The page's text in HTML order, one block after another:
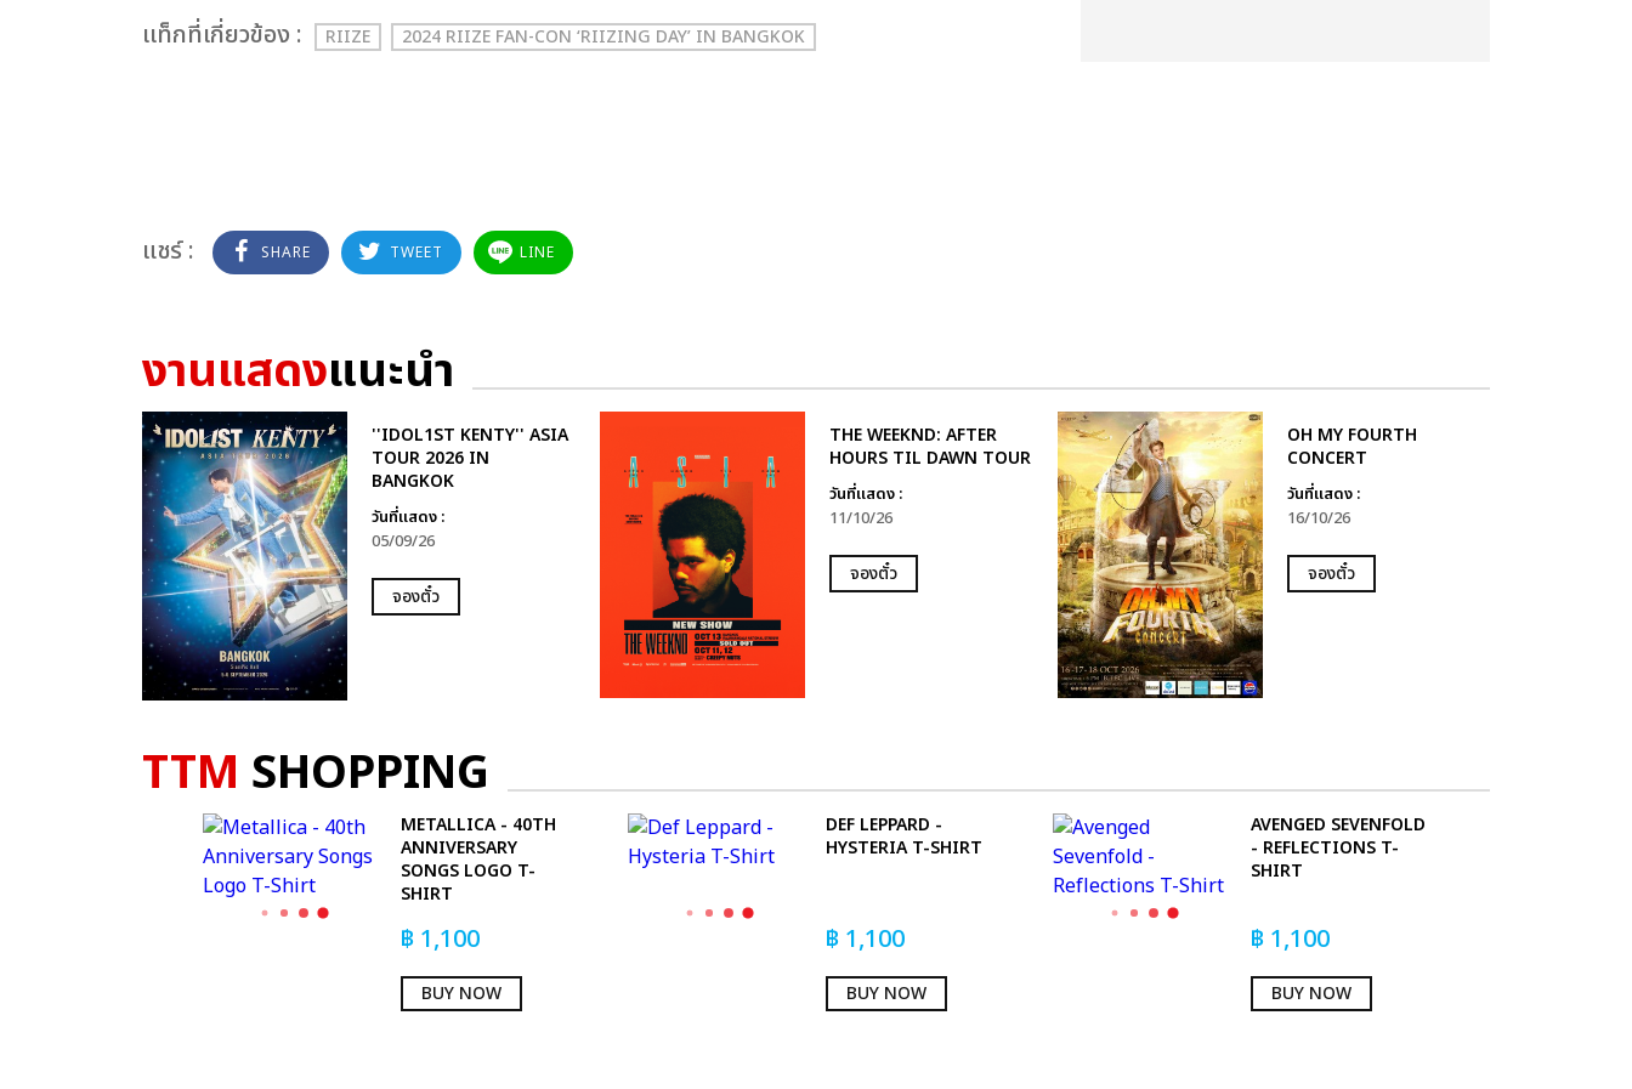
เเท็กที่เกี่ยวข้อง : RIIZE 2024 RIIZE FAN-CON ‘RIIZING DAY’ IN BANGKOK
แชร์ : SHARE TWEET LINE
งานแสดงแนะนำ
''IDOL1ST KENTY'' ASIA
TOUR 2026 IN
BANGKOK
วันที่แสดง :
05/09/26
จองตั๋ว
THE WEEKND: AFTER
HOURS TIL DAWN TOUR
วันที่แสดง :
11/10/26
จองตั๋ว
OH MY FOURTH
CONCERT
วันที่แสดง :
16/10/26
จองตั๋ว
TTM SHOPPING
METALLICA - 40TH
ANNIVERSARY
SONGS LOGO T-
SHIRT
฿ 1,100
BUY NOW
DEF LEPPARD -
HYSTERIA T-SHIRT
฿ 1,100
BUY NOW
AVENGED SEVENFOLD
- REFLECTIONS T-
SHIRT
฿ 1,100
BUY NOW